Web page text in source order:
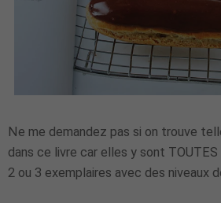
Ne me demandez pas si on trouve
dans ce livre car elles y sont
2 ou 3 exemplaires avec des niveaux